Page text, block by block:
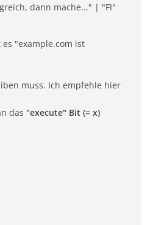
dann mache..." | "FI"
"example.com ist
muss. Ich empfehle hier
das "execute" Bit (= x)